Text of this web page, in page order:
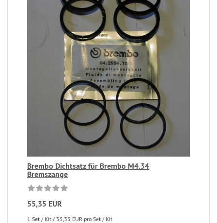
Brembo Dichtsatz für Brembo M4.34
Bremszange
55,35 EUR
1 Set / Kit / 55,35 EUR pro Set / Kit